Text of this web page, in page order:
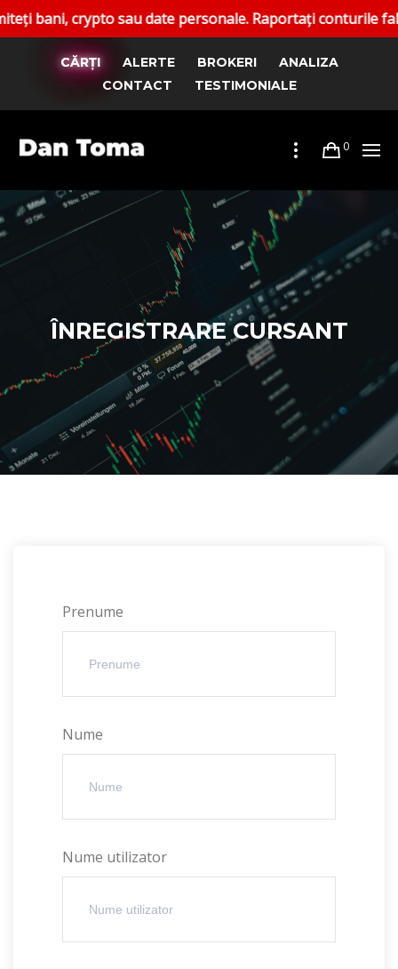
crypto sau date personale. Raportați conturile false.
CĂRȚI ALERTE BROKERI
ANALIZA
CONTACT
TESTIMONIALE
0
ÎNREGISTRARE CURSANT
Prenume
Nume
Nume utilizator